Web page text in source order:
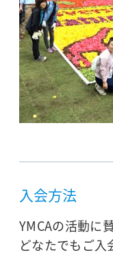
入会方法
YMCAの活動に
どなたでもご入